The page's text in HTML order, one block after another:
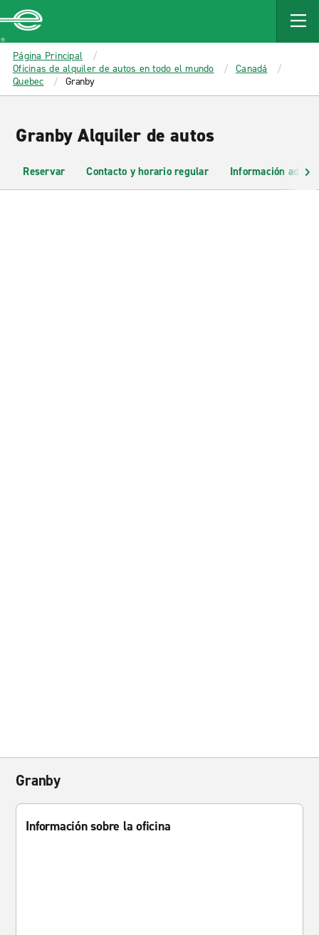
MAIN
CONTENT
Enterprise
Página Principal
Oficinas de alquiler de autos en todo el mundo
Canadá
Quebec
Granby
Granby Alquiler de autos
Reservar Contacto y horario regular Información
Granby
Información sobre la oficina